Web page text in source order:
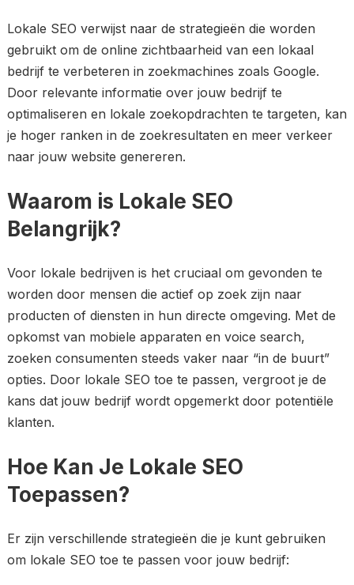
Lokale SEO verwijst naar de strategieën die worden
gebruikt om de online zichtbaarheid van een lokaal
bedrijf te verbeteren in zoekmachines zoals Google.
Door relevante informatie over jouw bedrijf te
optimaliseren en lokale zoekopdrachten te targeten, kan
je hoger ranken in de zoekresultaten en meer verkeer
naar jouw website genereren.
Waarom is Lokale SEO
Belangrijk?
Voor lokale bedrijven is het cruciaal om gevonden te
worden door mensen die actief op zoek zijn naar
producten of diensten in hun directe omgeving. Met de
opkomst van mobiele apparaten en voice search,
zoeken consumenten steeds vaker naar “in de buurt”
opties. Door lokale SEO toe te passen, vergroot je de
kans dat jouw bedrijf wordt opgemerkt door potentiële
klanten.
Hoe Kan Je Lokale SEO
Toepassen?
Er zijn verschillende strategieën die je kunt gebruiken
om lokale SEO toe te passen voor jouw bedrijf: